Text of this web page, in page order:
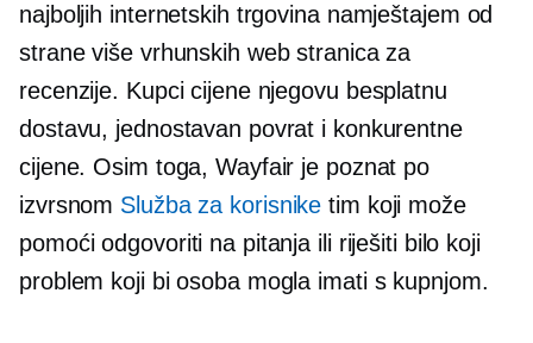
najboljih internetskih trgovina namještajem od
strane više vrhunskih web stranica za
recenzije. Kupci cijene njegovu besplatnu
dostavu, jednostavan povrat i konkurentne
cijene. Osim toga, Wayfair je poznat po
izvrsnom Služba za korisnike tim koji može
pomoći odgovoriti na pitanja ili riješiti bilo koji
problem koji bi osoba mogla imati s kupnjom.